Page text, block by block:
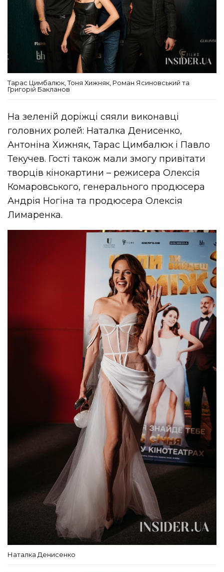
Тарас Цимбалюк, Тоня Хижняк, Роман Ясиновський та
Григорій Бакланов
На зеленій доріжці сяяли виконавці
головних ролей: Наталка Денисенко,
Антоніна Хижняк, Тарас Цимбалюк і Павло
Текучев. Гості також мали змогу привітати
творців кінокартини – режисера Олексія
Комаровського, генерального продюсера
Андрія Ногіна та продюсера Олексія
Лимаренка.
Наталка Денисенко